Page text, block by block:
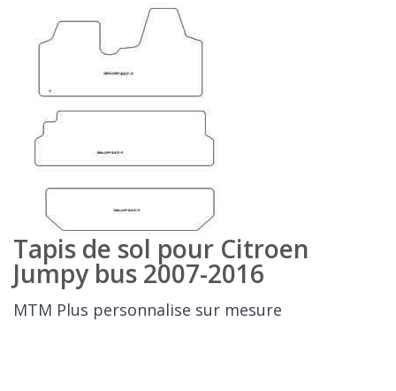
Tapis de sol pour Citroen
Jumpy bus 2007-2016
MTM Plus personnalise sur mesure